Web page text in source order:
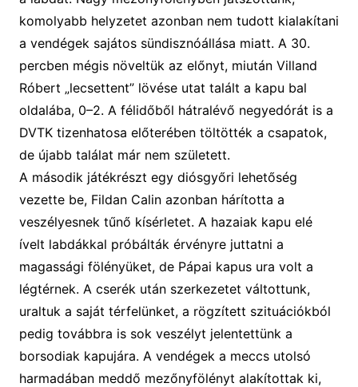
komolyabb helyzetet azonban nem tudott kialakítani
a vendégek sajátos sündisznóállása miatt. A 30.
percben mégis növeltük az előnyt, miután Villand
Róbert „lecsettent” lövése utat talált a kapu bal
oldalába, 0–2. A félidőből hátralévő negyedórát is a
DVTK tizenhatosa előterében töltötték a csapatok,
de újabb találat már nem született.
A második játékrészt egy diósgyőri lehetőség
vezette be, Fildan Calin azonban hárította a
veszélyesnek tűnő kísérletet. A hazaiak kapu elé
ívelt labdákkal próbálták érvényre juttatni a
magassági fölényüket, de Pápai kapusura volt a
légtérnek. A cserék után szerkezetet váltottunk,
uraltuk a saját térfelünket, a rögzített szituációkból
pedig továbbra is sok veszélyt jelentettünk a
borsodiak kapujára. A vendégek a meccs utolsó
harmadában meddő mezőnyfölényt alakítottak ki,